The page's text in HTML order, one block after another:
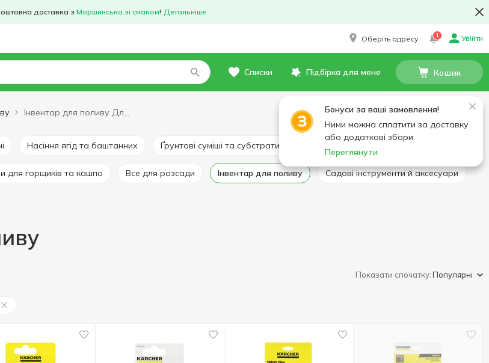
доставка з Моршинська зі смаком! Детальніше
Оберіть адресу 1 Увійти
Списки Підбірка для мене Кошик
Бонуси за ваші замовлення!
Ними можна сплатити за доставку
або додаткові збори.
Переглянути
Інвентар для поливу Для поливу
Насіння ягід та баштанних Ґрунтові суміші та субстрати
для горщиків та кашпо Все для розсади Інвентар для поливу Садові інструменти й аксесуари
Показати спочатку:Популярні